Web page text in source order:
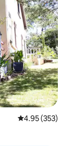
Calificación
4.95 (353)